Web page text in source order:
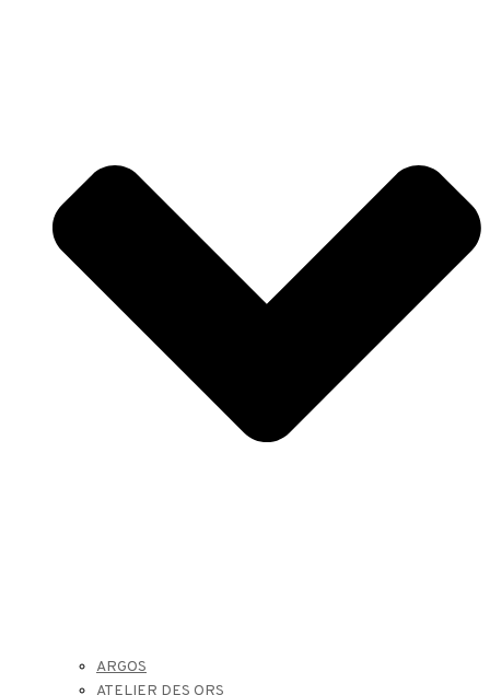
ARGOS
ATELIER DES ORS